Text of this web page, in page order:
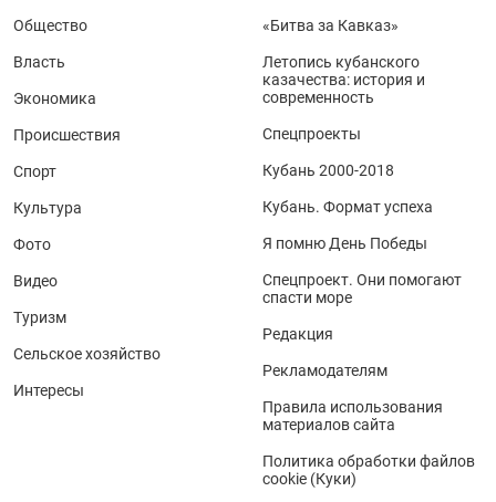
Общество
Власть
Экономика
Происшествия
Спорт
Культура
Фото
Видео
Туризм
Сельское хозяйство
Интересы
«Битва за Кавказ»
Летопись кубанского
казачества: история и
современность
Спецпроекты
Кубань 2000-2018
Кубань. Формат успеха
Я помню День Победы
Спецпроект. Они помогают
спасти море
Редакция
Рекламодателям
Правила использования
материалов сайта
Политика обработки файлов
cookie (Куки)